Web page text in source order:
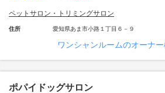
ペットサロン・トリミングサロン
住所 愛知県あま市小路１丁目６－９
ワンシャンルームのオーナ
ポパイドッグサロン